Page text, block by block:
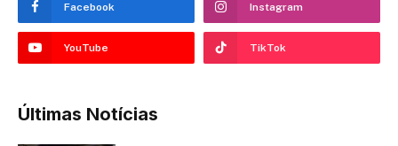
Facebook Instagram
YouTube TikTok
Últimas Notícias